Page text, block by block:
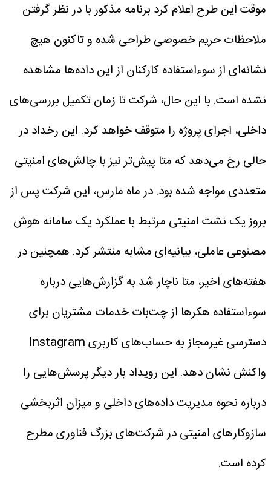
موقت این طرح اعلام کرد برنامه مذکور با در نظر گرفتن
ملاحظات حریم خصوصی طراحی شده و تاکنون هیچ
نشانه‌ای از سوءاستفاده کارکنان از این داده‌ها مشاهده
نشده است. با این حال، شرکت تا زمان تکمیل بررسی‌های
داخلی، اجرای پروژه را متوقف خواهد کرد. این رخداد در
حالی رخ می‌دهد که متا پیش‌تر نیز با چالش‌های امنیتی
متعددی مواجه شده بود. در ماه مارس، این شرکت پس از
بروز یک نشت امنیتی مرتبط با عملکرد یک سامانه هوش
مصنوعی عاملی، بیانیه‌ای مشابه منتشر کرد. همچنین در
هفته‌های اخیر، متا ناچار شد به گزارش‌هایی درباره
سوءاستفاده هکرها از چت‌بات خدمات مشتریان برای
دسترسی غیرمجاز به حساب‌های کاربری Instagram
واکنش نشان دهد. این رویداد بار دیگر پرسش‌هایی را
درباره نحوه مدیریت داده‌های داخلی و میزان اثربخشی
سازوکارهای امنیتی در شرکت‌های بزرگ فناوری مطرح
کرده است.